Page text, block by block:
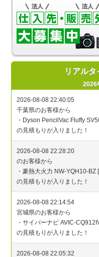
リアル
2026